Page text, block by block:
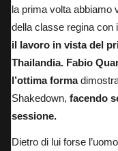
la prima volta abbiamo
della classe regina con
il lavoro in vista del
Thailandia. Fabio
l’ottima forma
Shakedown, facendo
sessione.
Dietro di lui forse